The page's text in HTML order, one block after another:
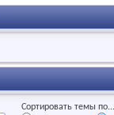
Сортировать темы по...